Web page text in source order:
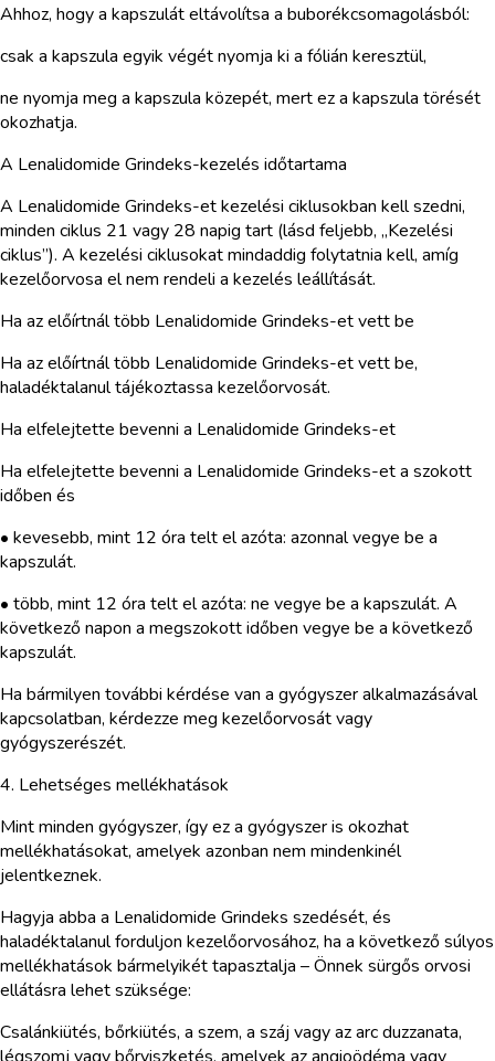
Ahhoz, hogy a kapszulát eltávolítsa a buborékcsomagolásból:
csak a kapszula egyik végét nyomja ki a fólián keresztül,
ne nyomja meg a kapszula közepét, mert ez a kapszula törését
okozhatja.
A Lenalidomide Grindeks-kezelés időtartama
A Lenalidomide Grindeks-et kezelési ciklusokban kell szedni,
minden ciklus 21 vagy 28 napig tart (lásd feljebb, „Kezelési
ciklus”). A kezelési ciklusokat mindaddig folytatnia kell, amíg
kezelőorvosa el nem rendeli a kezelés leállítását.
Ha az előírtnál több Lenalidomide Grindeks-et vett be
Ha az előírtnál több Lenalidomide Grindeks-et vett be,
haladéktalanul tájékoztassa kezelőorvosát.
Ha elfelejtette bevenni a Lenalidomide Grindeks-et
Ha elfelejtette bevenni a Lenalidomide Grindeks-et a szokott
időben és
• kevesebb, mint 12 óra telt el azóta: azonnal vegye be a
kapszulát.
• több, mint 12 óra telt el azóta: ne vegye be a kapszulát. A
következő napon a megszokott időben vegye be a következő
kapszulát.
Ha bármilyen további kérdése van a gyógyszer alkalmazásával
kapcsolatban, kérdezze meg kezelőorvosát vagy
gyógyszerészét.
4. Lehetséges mellékhatások
Mint minden gyógyszer, így ez a gyógyszer is okozhat
mellékhatásokat, amelyek azonban nem mindenkinél
jelentkeznek.
Hagyja abba a Lenalidomide Grindeks szedését, és
haladéktalanul forduljon kezelőorvosához, ha a következő súlyos
mellékhatások bármelyikét tapasztalja – Önnek sürgős orvosi
ellátásra lehet szüksége:
Csalánkiütés, bőrkiütés, a szem, a száj vagy az arc duzzanata,
légszomj vagy bőrviszketés, amelyek az angioödéma vagy